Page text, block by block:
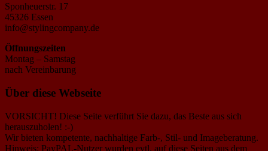
Sponheuerstr. 17
45326 Essen
info@stylingcompany.de
Öffnungszeiten
Montag – Samstag
nach Vereinbarung
Über diese Webseite
VORSICHT! Diese Seite verführt Sie dazu, das Beste aus sich
herauszuholen! :-)
Wir bieten kompetente, nachhaltige Farb-, Stil- und Imageberatung.
Hinweis: PayPAL-Nutzer wurden evtl. auf diese Seiten aus dem